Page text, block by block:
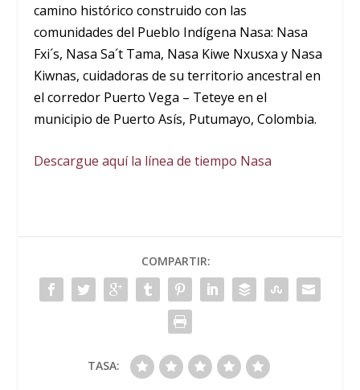
camino histórico construido con las
comunidades del Pueblo Indígena Nasa: Nasa
Fxi´s, Nasa Sa´t Tama, Nasa Kiwe Nxusxa y Nasa
Kiwnas, cuidadoras de su territorio ancestral en
el corredor Puerto Vega – Teteye en el
municipio de Puerto Asís, Putumayo, Colombia.
Descargue aquí la línea de tiempo Nasa
COMPARTIR:
TASA: